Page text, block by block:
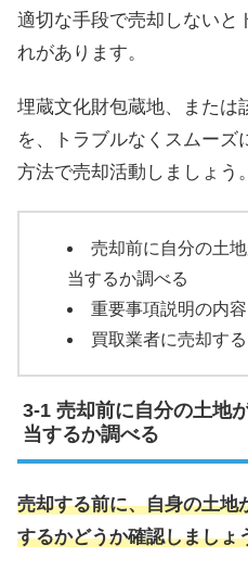
適切な手段で売却しないと
れがあります。
埋蔵文化財包蔵地、または
を、トラブルなくスムーズ
方法で売却活動しましょう。
売却前に自分の土
当するか調べる
重要事項説明の内
買取業者に売却する
売却前に自分の土地
当するか調べる
売却する前に、自身の土地
するかどうか確認しましょ